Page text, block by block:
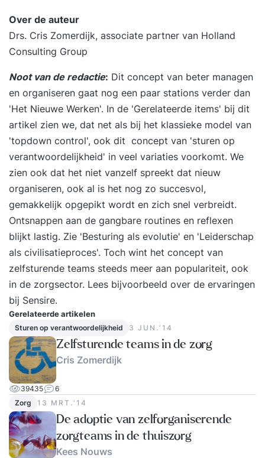
Over de auteur
Drs. Cris Zomerdijk, associate partner van Holland
Consulting Group
Noot van de redactie: Dit concept van beter managen
en organiseren gaat nog een paar stations verder dan
'Het Nieuwe Werken'. In de 'Gerelateerde items' bij dit
artikel zien we, dat net als bij het klassieke model van
'topdown control', ook dit concept van 'sturen op
verantwoordelijkheid' in veel variaties voorkomt. We
zien ook dat het niet vanzelf spreekt dat nieuw
organiseren, ook al is het nog zo succesvol,
gemakkelijk opgepikt wordt en zich snel verbreidt.
Ontsnappen aan de gangbare routines en reflexen
blijkt lastig. Zie 'Besturing als evolutie' en 'Leiderschap
als civilisatieproces'. Toch wint het concept van
zelfsturende teams steeds meer aan populariteit, ook
in de zorgsector. Lees bijvoorbeeld over de ervaringen
bij Sensire.
Gerelateerde artikelen
Sturen op verantwoordelijkheid 3 JUN.‘14
Zelfsturende teams in de zorg
Cris Zomerdijk
39435
6
Zorg
13 MRT.‘14
De adoptie van zelforganiserende
zorgteams in de thuiszorg
Kees Nouws